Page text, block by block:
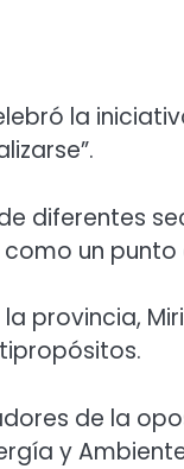
la
diferentes
un punto
provincia,
de la
y